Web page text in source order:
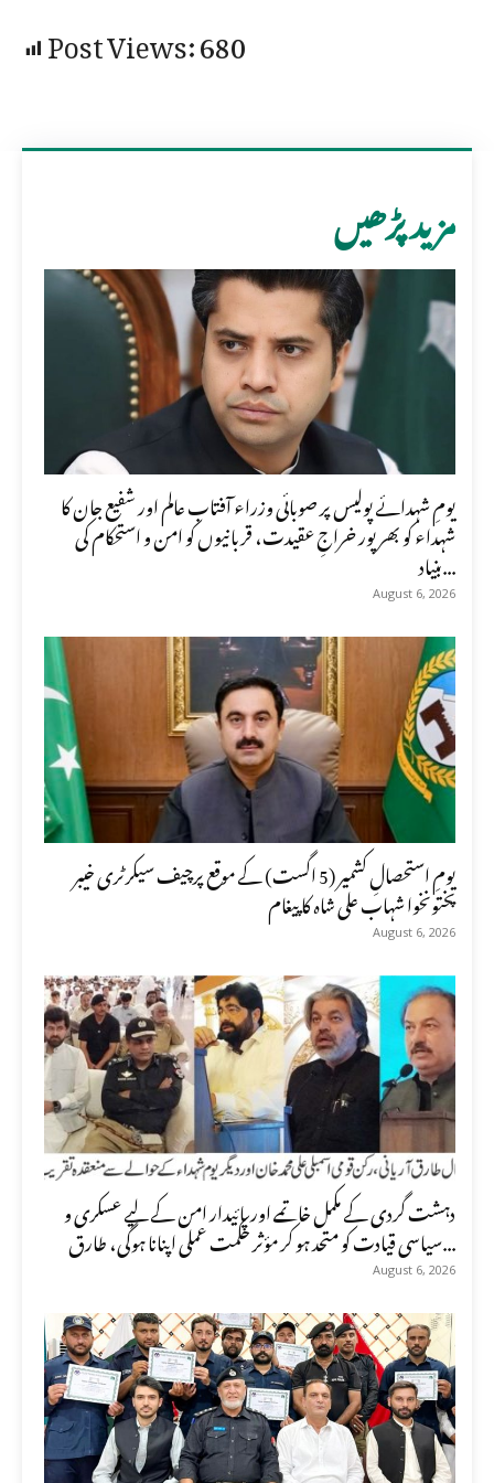
Post Views:680
مزید پڑھیں
یومِ شہدائے پولیس پر صوبائی وزراء آفتاب عالم اور شفیع جان کا
شہداء کو بھرپور خراجِ عقیدت، قربانیوں کو امن و استحکام کی
بنیاد...
August 6, 2026
یومِ استحصالِ کشمیر (5 اگست) کے موقع پرچیف سیکرٹری خیبر
پختونخوا شہاب علی شاہ کا پیغام
August 6, 2026
دہشت گردی کے مکمل خاتمے اور پائیدار امن کے لیے عسکری و
سیاسی قیادت کو متحد ہو کر مؤثر حکمت عملی اپنانا ہوگی، طارق...
August 6, 2026